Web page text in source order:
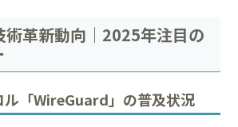
術革新動向｜2025年注目の
ル「WireGuard」の普及状況